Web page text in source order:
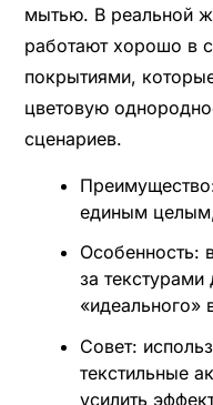
мытью. В реальной
работают хорошо в
покрытиями,
цветовую
сценариев.
единым
Особенность:
за текстурами
«идеального»
Совет:
текстильные
усилить